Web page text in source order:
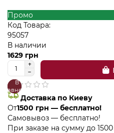
Промо
Код Товара:
95057
В наличии
1629 грн
В
закладки
В
сравнение
Доставка по Киеву
От1500 грн — бесплатно!
Самовывоз — бесплатно!
При заказе на сумму до